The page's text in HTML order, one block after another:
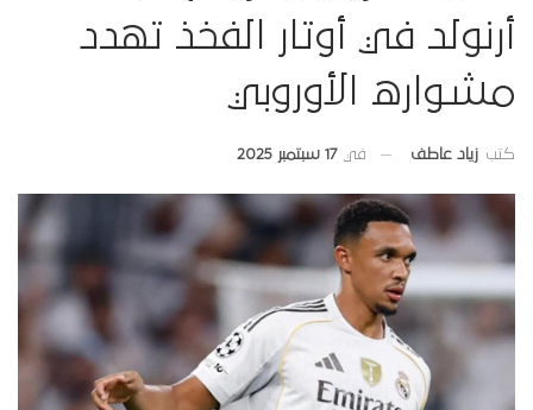
أرنولد في أوتار الفخذ تهدد
مشواره الأوروبي
كتب زياد عاطف في 17 سبتمبر 2025